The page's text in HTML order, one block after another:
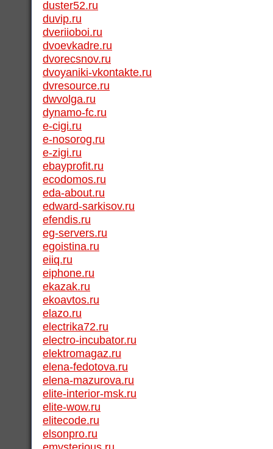
duster52.ru
duvip.ru
dveriioboi.ru
dvoevkadre.ru
dvorecsnov.ru
dvoyaniki-vkontakte.ru
dvresource.ru
dwvolga.ru
dynamo-fc.ru
e-cigi.ru
e-nosorog.ru
e-zigi.ru
ebayprofit.ru
ecodomos.ru
eda-about.ru
edward-sarkisov.ru
efendis.ru
eg-servers.ru
egoistina.ru
eiiq.ru
eiphone.ru
ekazak.ru
ekoavtos.ru
elazo.ru
electrika72.ru
electro-incubator.ru
elektromagaz.ru
elena-fedotova.ru
elena-mazurova.ru
elite-interior-msk.ru
elite-wow.ru
elitecode.ru
elsonpro.ru